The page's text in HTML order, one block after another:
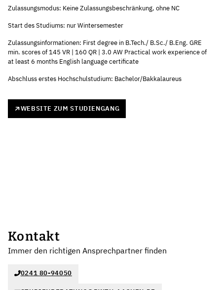
Zulassungsmodus: Keine Zulassungsbeschränkung, ohne NC
Start des Studiums: nur Wintersemester
Zulassungsinformationen: First degree in B.Tech./ B.Sc./ B.Eng. GRE
min. scores of 145 VR | 160 QR | 3.0 AW Practical work experience of
at least 6 months English language certificate
Abschluss erstes Hochschulstudium: Bachelor/Bakkalaureus
WEBSITE ZUM STUDIENGANG
Kontakt
Immer den richtigen Ansprechpartner finden
0241 80-94050